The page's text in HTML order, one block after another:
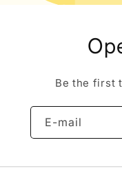
Be the first
E-mail